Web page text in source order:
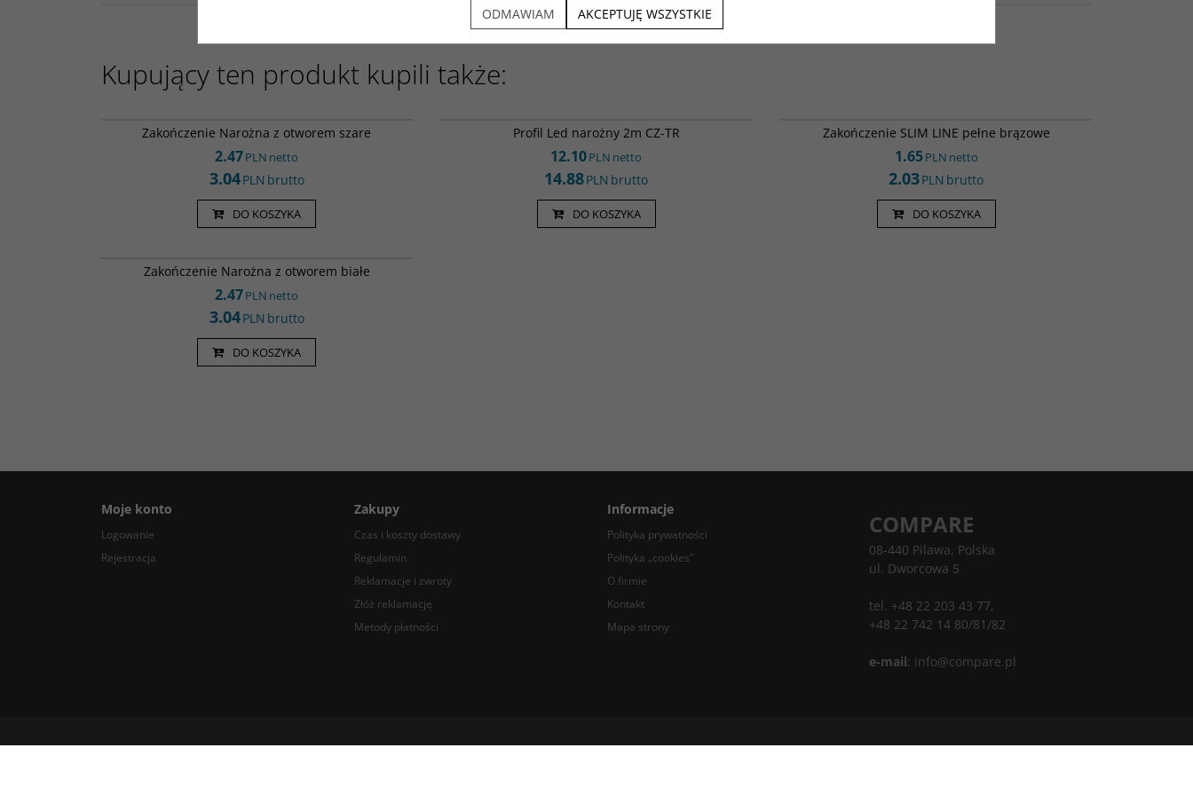
Kupujący ten produkt kupili także:
Zakończenie Narożna z otworem szare
2.47PLN netto
3.04PLN brutto
DO KOSZYKA
Profil Led narożny 2m CZ-TR
12.10PLN netto
14.88PLN brutto
DO KOSZYKA
Zakończenie SLIM LINE pełne brązowe
1.65PLN netto
2.03PLN brutto
DO KOSZYKA
Zakończenie Narożna z otworem białe
2.47PLN netto
3.04PLN brutto
DO KOSZYKA
Moje konto
Logowanie
Rejestracja
Zakupy
Czas i koszty dostawy
Regulamin
Reklamacje i zwroty
Złóż reklamację
Metody płatności
Informacje
Polityka prywatności
Polityka „cookies”
O firmie
Kontakt
Mapa strony
COMPARE
08-440 Pilawa, Polska
ul. Dworcowa 5
tel. +48 22 203 43 77,
+48 22 742 14 80/81/82
e-mail: info@compare.pl
ODMAWIAM AKCEPTUJĘ WSZYSTKIE